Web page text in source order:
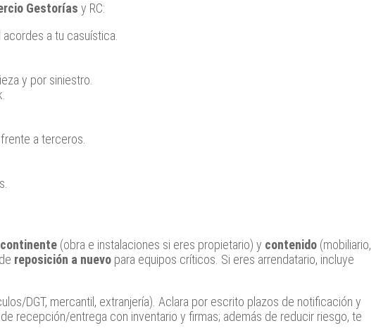
Gestorías y RC:
a tu casuística.
y por siniestro.
a terceros.
continente (obra e instalaciones si eres propietario) y contenido (mobiliario,
reposición a nuevo para equipos críticos. Si eres arrendatario, incluye
DGT, mercantil, extranjería). Aclara por escrito plazos de notificación y
recepción/entrega con inventario y firmas; además de reducir riesgo, te